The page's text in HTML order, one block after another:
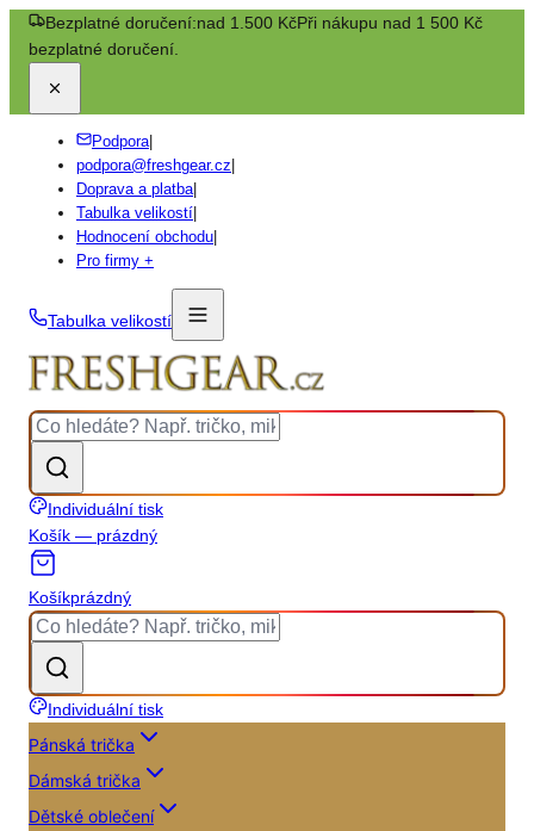
Bezplatné doručení:nad 1.500 KčPři nákupu nad 1 500 Kč
bezplatné doručení.
Podpora|
podpora@freshgear.cz
Doprava a platba|
Tabulka velikostí
Hodnocení obchodu
Pro firmy +
Tabulka velikostí
Individuální tisk
Košík — prázdný
Košíkprázdný
Individuální tisk
Pánská trička
Dámská trička
Dětské oblečení